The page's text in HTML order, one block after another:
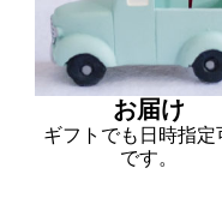
お届け
ギフトでも日時指定
です。